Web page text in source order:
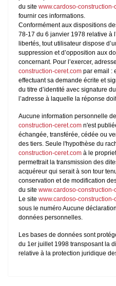
du site www.cardoso-construction-
fournir ces informations.
Conformément aux dispositions
78-17 du 6 janvier 1978 relative à
libertés, tout utilisateur dispose
suppression et d’opposition aux
concernant. Pour l’exercer,
construction-ceret.com par email :
effectuant sa demande écrite et
du titre d’identité avec signature
l’adresse à laquelle la réponse
Aucune information personnelle
construction-ceret.com n'est
échangée, transférée, cédée ou
des tiers. Seule l'hypothèse du
construction-ceret.com à le
permettrait la transmission des
acquéreur qui serait à son tour
conservation et de modification
du site www.cardoso-construction-
Le site www.cardoso-construction-
sous le numéro Aucune
données personnelles.
Les bases de données sont
du 1er juillet 1998 transposant la
relative à la protection juridique